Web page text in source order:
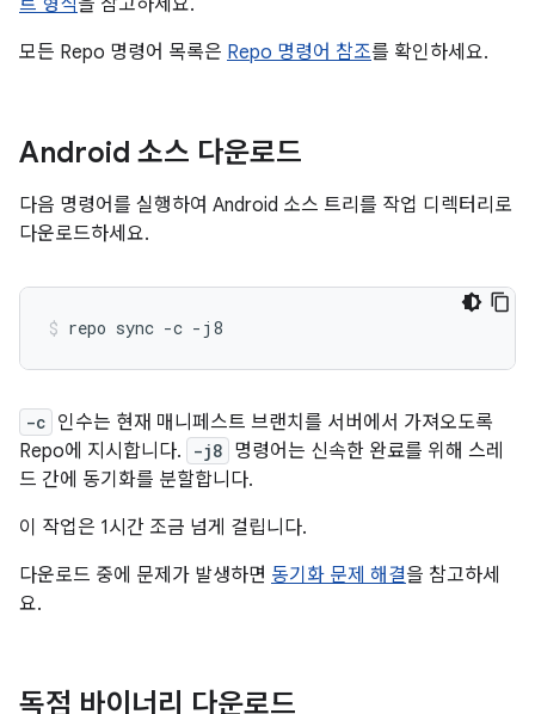
트 형식을 참고하세요.
모든 Repo 명령어 목록은 Repo 명령어 참조를 확인하세요.
Android 소스 다운로드
다음 명령어를 실행하여 Android 소스 트리를 작업 디렉터리로
다운로드하세요.
repo sync -c -j8
-c 인수는 현재 매니페스트 브랜치를 서버에서 가져오도록
Repo에 지시합니다.
-j8 명령어는 신속한 완료를 위해 스레
드 간에 동기화를 분할합니다.
이 작업은 1시간 조금 넘게 걸립니다.
다운로드 중에 문제가 발생하면 동기화 문제 해결을 참고하세
요.
독점 바이너리 다운로드